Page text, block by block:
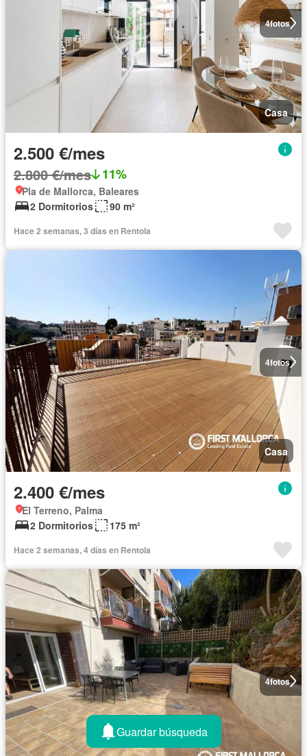
4fotos
Casa
2.500 €/mes
2.800 €/mes 11%
Pla de Mallorca, Baleares
2 Dormitorios
90 m²
Hace 2 semanas, 3 días en Rentola
4fotos
Casa
2.400 €/mes
El Terreno, Palma
2 Dormitorios
175 m²
Hace 2 semanas, 4 días en Rentola
4fotos
Guardar búsqueda